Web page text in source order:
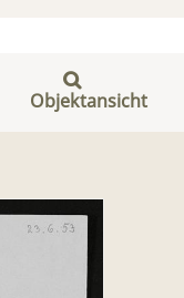
Objektansicht